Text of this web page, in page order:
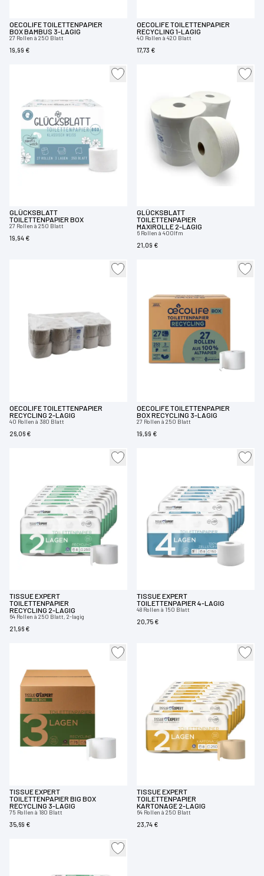
OECOLIFE TOILETTENPAPIER
BOX BAMBUS 3-LAGIG
27 Rollen à 250 Blatt
19,99 €
OECOLIFE TOILETTENPAPIER
RECYCLING 1-LAGIG
40 Rollen à 420 Blatt
17,73 €
GLÜCKSBLATT
TOILETTENPAPIER BOX
27 Rollen à 250 Blatt
19,94 €
GLÜCKSBLATT
TOILETTENPAPIER
MAXIROLLE 2-LAGIG
6 Rollen à 400lfm
21,09 €
OECOLIFE TOILETTENPAPIER
RECYCLING 2-LAGIG
40 Rollen à 380 Blatt
26,06 €
OECOLIFE TOILETTENPAPIER
BOX RECYCLING 3-LAGIG
27 Rollen à 250 Blatt
19,99 €
TISSUE EXPERT
TOILETTENPAPIER
RECYCLING 2-LAGIG
64 Rollen à 250 Blatt, 2-lagig
21,96 €
TISSUE EXPERT
TOILETTENPAPIER 4-LAGIG
48 Rollen à 150 Blatt
20,75 €
TISSUE EXPERT
TOILETTENPAPIER BIG BOX
RECYCLING 3-LAGIG
75 Rollen à 180 Blatt
35,69 €
TISSUE EXPERT
TOILETTENPAPIER
KARTONAGE 2-LAGIG
64 Rollen à 250 Blatt
23,74 €